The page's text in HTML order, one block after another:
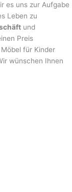
es uns zur Aufgabe
Leben zu
und
Preis
für Kinder
wünschen Ihnen